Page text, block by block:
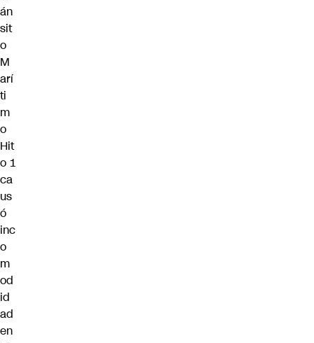
án
sit
o
M
arí
ti
m
o
Hit
o 1
ca
us
ó
inc
o
m
od
id
ad
en